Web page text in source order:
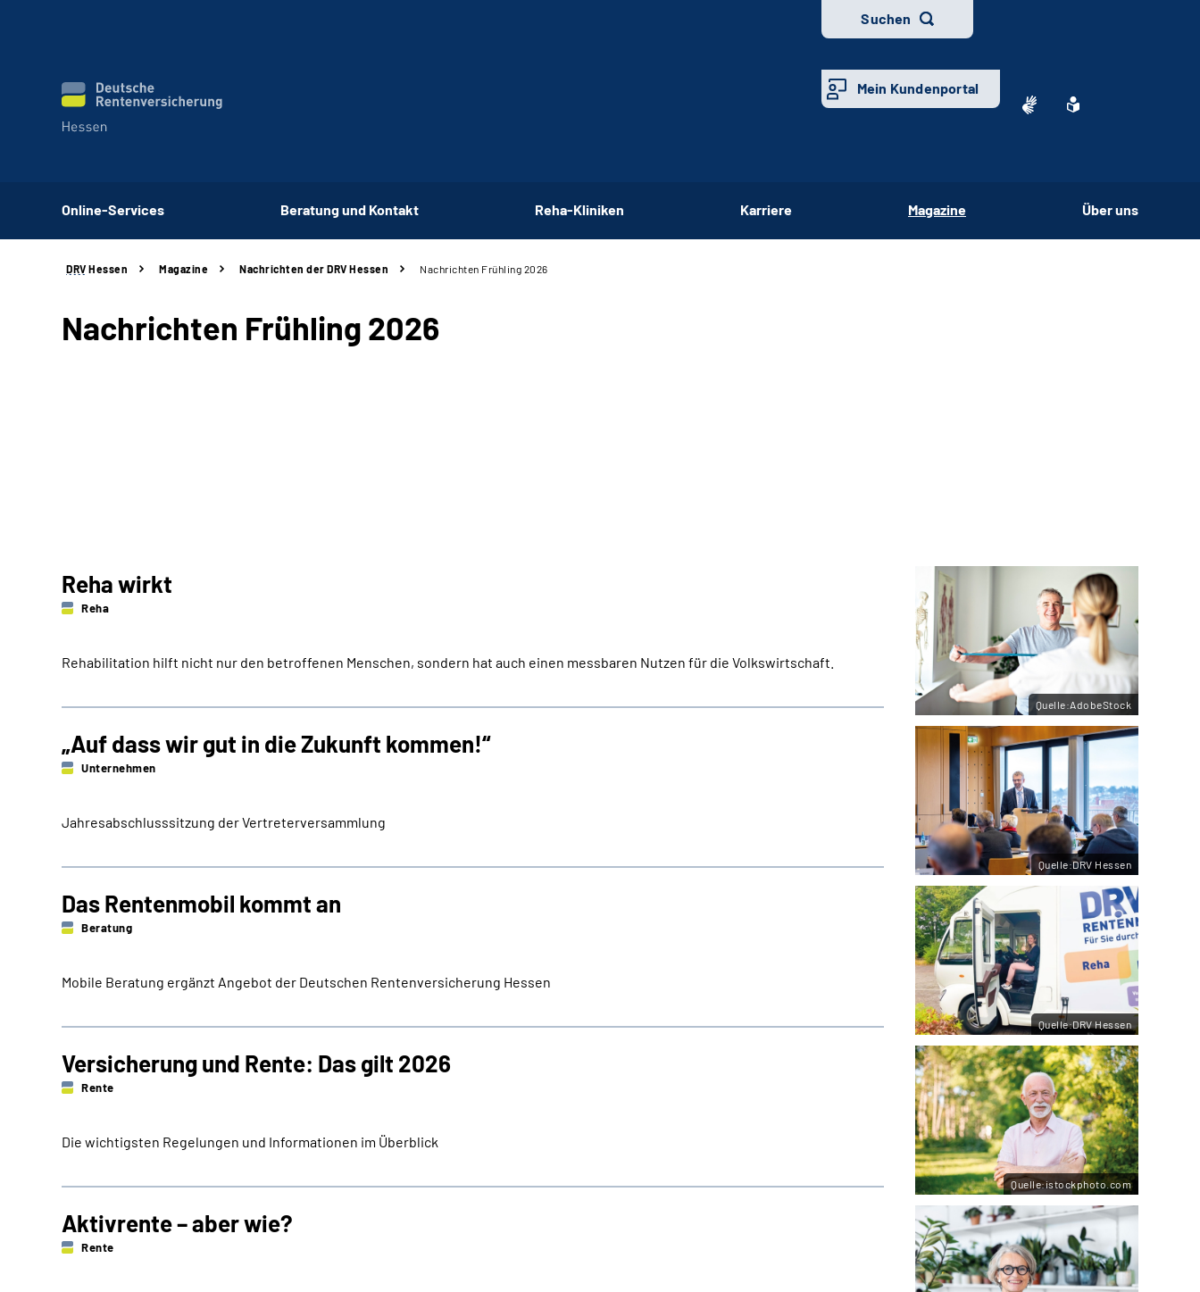
Suchen
Mein Kundenportal
Online-Services Beratung und Kontakt Reha-Kliniken Karriere Magazine Über uns
DRV Hessen Magazine Nachrichten der DRV Hessen Nachrichten Frühling 2026
Nachrichten Frühling 2026
Reha
Reha wirkt
Rehabilitation hilft nicht nur den betroffenen Menschen, sondern hat auch einen messbaren Nutzen für die Volkswirtschaft.
Quelle:AdobeStock
Unternehmen
„Auf dass wir gut in die Zukunft kommen!“
Jahresabschlusssitzung der Vertreterversammlung
Quelle:DRV Hessen
Beratung
Das Rentenmobil kommt an
Mobile Beratung ergänzt Angebot der Deutschen Rentenversicherung Hessen
Quelle:DRV Hessen
Rente
Versicherung und Rente: Das gilt 2026
Die wichtigsten Regelungen und Informationen im Überblick
Quelle:istockphoto.com
Rente
Aktivrente – aber wie?